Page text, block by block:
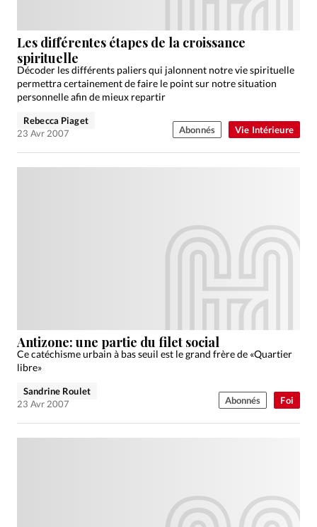
Vie Intérieure
Les différentes étapes de la croissance
spirituelle
Décoder les différents paliers qui jalonnent notre vie spirituelle
permettra certainement de faire le point sur notre situation
personnelle afin de mieux repartir
Rebecca Piaget
23 Avr 2007
Abonnés
Foi
Antizone: une partie du filet social
Ce catéchisme urbain à bas seuil est le grand frère de «Quartier
libre»
Sandrine Roulet
23 Avr 2007
Abonnés